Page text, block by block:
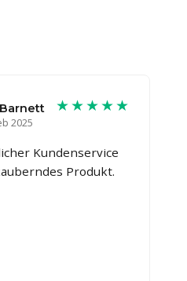
2025
★★★★★
Kundenservice
Produkt.